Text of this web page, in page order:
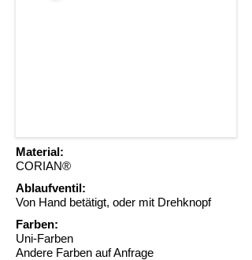
Material:
CORIAN®
Ablaufventil:
Von Hand betätigt, oder mit Drehknopf
Farben:
Uni-Farben
Andere Farben auf Anfrage